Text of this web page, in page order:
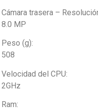
Cámara trasera –
8.0 MP
Peso (g):
508
Velocidad del CPU:
2GHz
Ram: